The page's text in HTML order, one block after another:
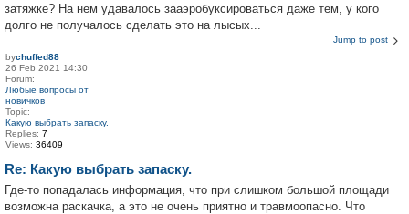
затяжке? На нем удавалось зааэробуксироваться даже тем, у кого
долго не получалось сделать это на лысых...
Jump to post
bychuffed88
26 Feb 2021 14:30
Forum:
Любые вопросы от
новичков
Topic:
Какую выбрать запаску.
Replies: 7
Views: 36409
Re: Какую выбрать запаску.
Где-то попадалась информация, что при слишком большой площади
возможна раскачка, а это не очень приятно и травмоопасно. Что